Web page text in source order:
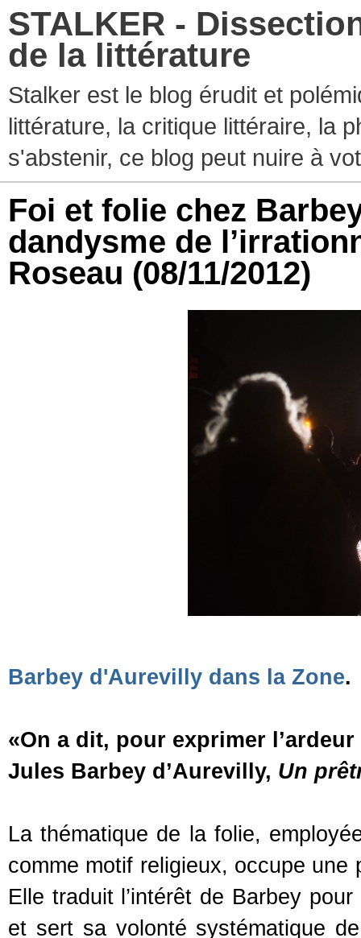
STALKER -
de la littérature
Stalker est le blog érudit et
littérature, la critique littéraire, la
s'abstenir, ce blog peut nuire à
Foi et folie chez
dandysme de
Roseau (08/11/2012)
Barbey d'Aurevilly dans la Zone.
«On a dit, pour exprimer
Jules Barbey d’Aurevilly, Un
La thématique de la folie,
comme motif religieux, occupe
Elle traduit l’intérêt de Barbey
et sert sa volonté systématique